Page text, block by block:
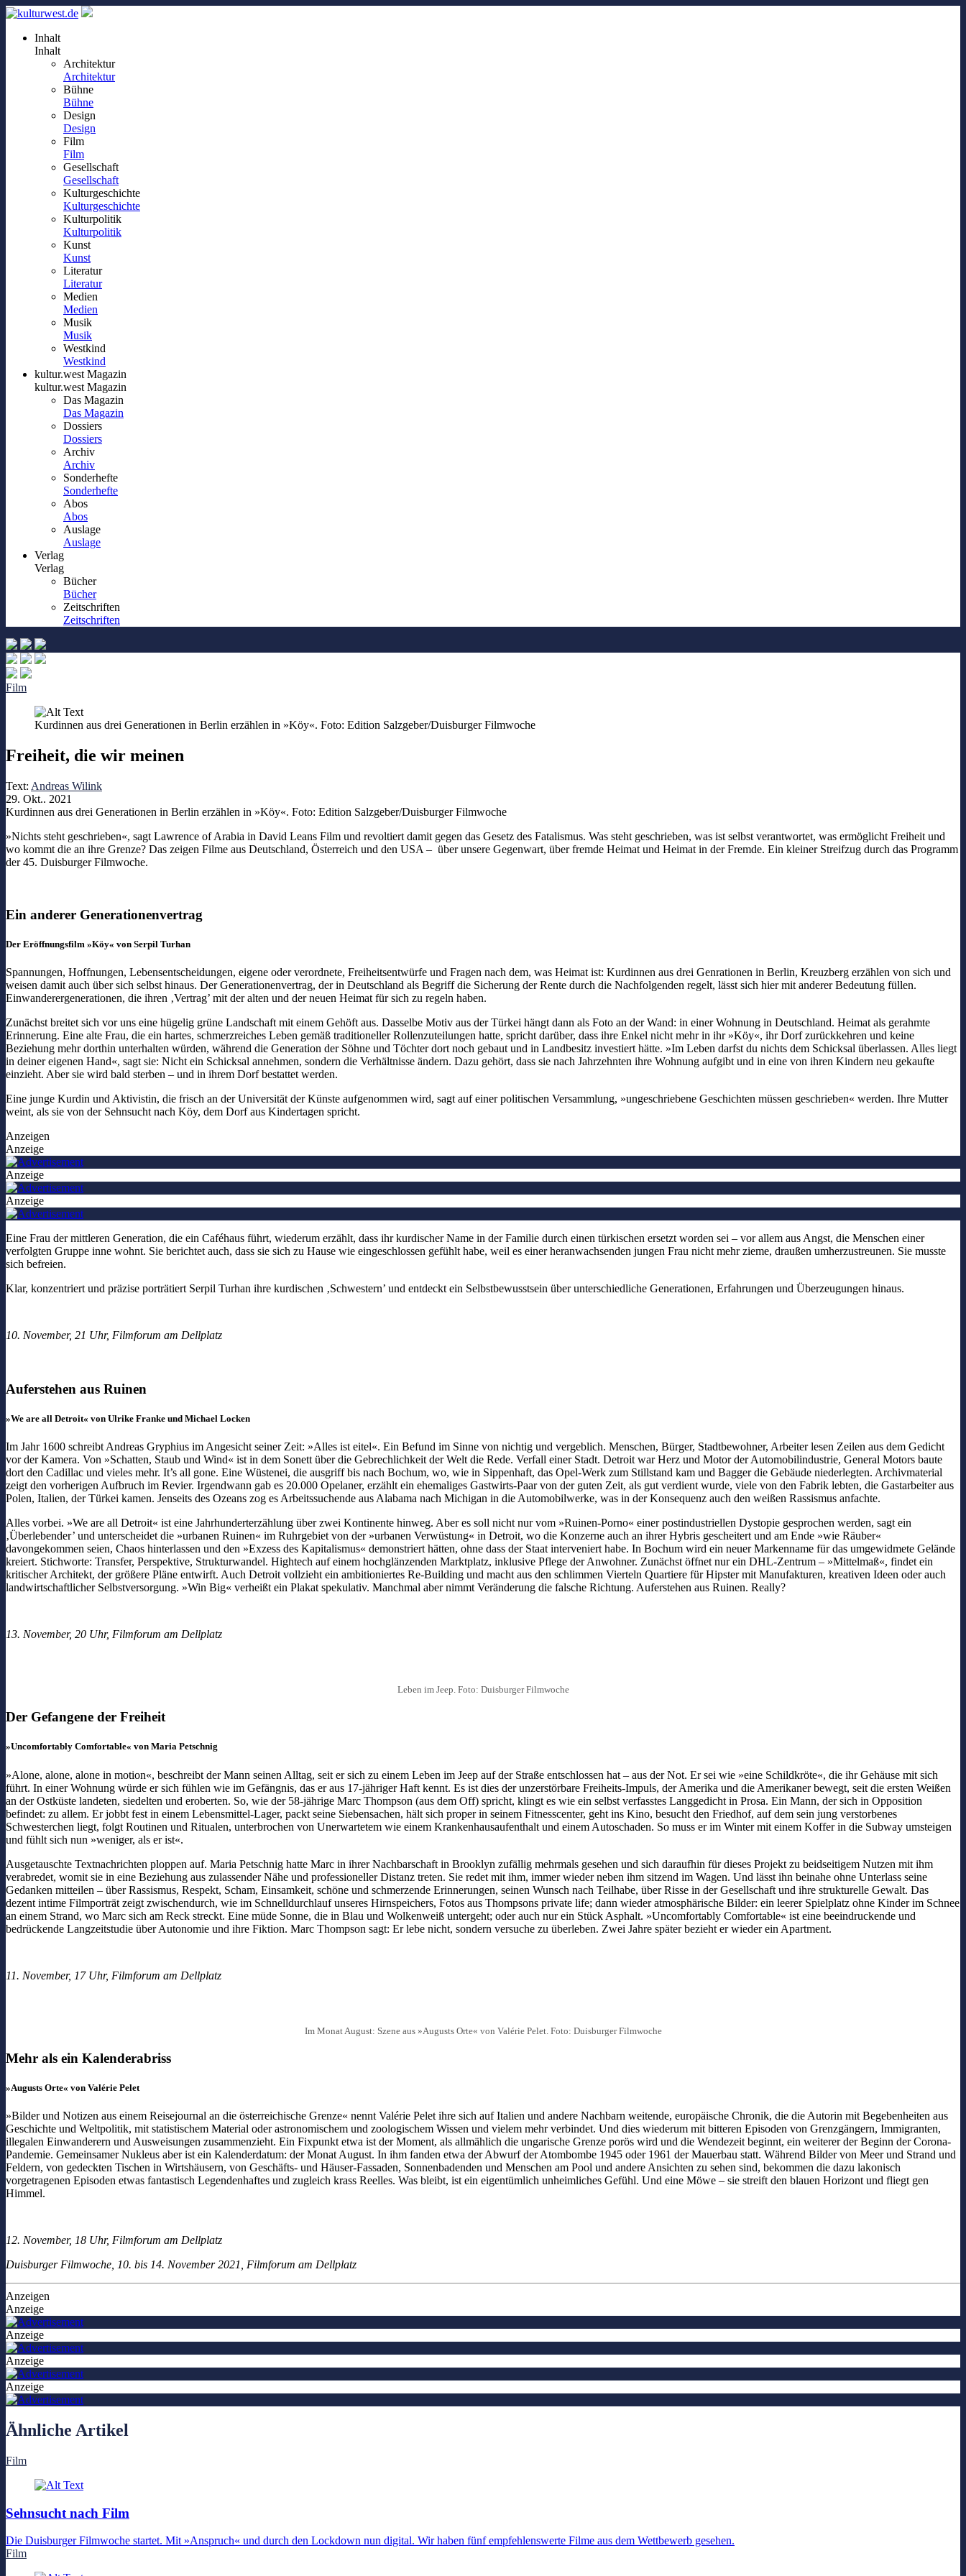
Inhalt
Inhalt
Architektur
Architektur
Bühne
Bühne
Design
Design
Film
Film
Gesellschaft
Gesellschaft
Kulturgeschichte
Kulturgeschichte
Kulturpolitik
Kulturpolitik
Kunst
Kunst
Literatur
Literatur
Medien
Medien
Musik
Musik
Westkind
Westkind
kultur.west Magazin
kultur.west Magazin
Das Magazin
Das Magazin
Dossiers
Dossiers
Archiv
Archiv
Sonderhefte
Sonderhefte
Abos
Abos
Auslage
Auslage
Verlag
Verlag
Bücher
Bücher
Zeitschriften
Zeitschriften
Film
Kurdinnen aus drei Generationen in Berlin erzählen in »Köy«. Foto: Edition Salzgeber/Duisburger Filmwoche
Freiheit, die wir meinen
Text: Andreas Wilink
29. Okt.. 2021
Kurdinnen aus drei Generationen in Berlin erzählen in »Köy«. Foto: Edition Salzgeber/Duisburger Filmwoche
»Nichts steht geschrieben«, sagt Lawrence of Arabia in David Leans Film und revoltiert damit gegen das Gesetz des Fatalismus. Was steht geschrieben, was ist selbst verantwortet, was ermöglicht Freiheit und
wo kommt die an ihre Grenze? Das zeigen Filme aus Deutschland, Österreich und den USA – über unsere Gegenwart, über fremde Heimat und Heimat in der Fremde. Ein kleiner Streifzug durch das Programm
der 45. Duisburger Filmwoche.
Ein anderer Generationenvertrag
Der Eröffnungsfilm »Köy« von Serpil Turhan
Spannungen, Hoffnungen, Lebensentscheidungen, eigene oder verordnete, Freiheitsentwürfe und Fragen nach dem, was Heimat ist: Kurdinnen aus drei Genrationen in Berlin, Kreuzberg erzählen von sich und
weisen damit auch über sich selbst hinaus. Der Generationenvertrag, der in Deutschland als Begriff die Sicherung der Rente durch die Nachfolgenden regelt, lässt sich hier mit anderer Bedeutung füllen.
Einwanderergenerationen, die ihren ‚Vertrag’ mit der alten und der neuen Heimat für sich zu regeln haben.
Zunächst breitet sich vor uns eine hügelig grüne Landschaft mit einem Gehöft aus. Dasselbe Motiv aus der Türkei hängt dann als Foto an der Wand: in einer Wohnung in Deutschland. Heimat als gerahmte
Erinnerung. Eine alte Frau, die ein hartes, schmerzreiches Leben gemäß traditioneller Rollenzuteilungen hatte, spricht darüber, dass ihre Enkel nicht mehr in ihr »Köy«, ihr Dorf zurückkehren und keine
Beziehung mehr dorthin unterhalten würden, während die Generation der Söhne und Töchter dort noch gebaut und in Landbesitz investiert hätte. »Im Leben darfst du nichts dem Schicksal überlassen. Alles liegt
in deiner eigenen Hand«, sagt sie: Nicht ein Schicksal annehmen, sondern die Verhältnisse ändern. Dazu gehört, dass sie nach Jahrzehnten ihre Wohnung aufgibt und in eine von ihren Kindern neu gekaufte
einzieht. Aber sie wird bald sterben – und in ihrem Dorf bestattet werden.
Eine junge Kurdin und Aktivistin, die frisch an der Universität der Künste aufgenommen wird, sagt auf einer politischen Versammlung, »ungeschriebene Geschichten müssen geschrieben« werden. Ihre Mutter
weint, als sie von der Sehnsucht nach Köy, dem Dorf aus Kindertagen spricht.
Anzeigen
Anzeige
Anzeige
Anzeige
Eine Frau der mittleren Generation, die ein Caféhaus führt, wiederum erzählt, dass ihr kurdischer Name in der Familie durch einen türkischen ersetzt worden sei – vor allem aus Angst, die Menschen einer
verfolgten Gruppe inne wohnt. Sie berichtet auch, dass sie sich zu Hause wie eingeschlossen gefühlt habe, weil es einer heranwachsenden jungen Frau nicht mehr zieme, draußen umherzustreunen. Sie musste
sich befreien.
Klar, konzentriert und präzise porträtiert Serpil Turhan ihre kurdischen ‚Schwestern’ und entdeckt ein Selbstbewusstsein über unterschiedliche Generationen, Erfahrungen und Überzeugungen hinaus.
10. November, 21 Uhr, Filmforum am Dellplatz
Auferstehen aus Ruinen
»We are all Detroit« von Ulrike Franke und Michael Locken
Im Jahr 1600 schreibt Andreas Gryphius im Angesicht seiner Zeit: »Alles ist eitel«. Ein Befund im Sinne von nichtig und vergeblich. Menschen, Bürger, Stadtbewohner, Arbeiter lesen Zeilen aus dem Gedicht
vor der Kamera. Von »Schatten, Staub und Wind« ist in dem Sonett über die Gebrechlichkeit der Welt die Rede. Verfall einer Stadt. Detroit war Herz und Motor der Automobilindustrie, General Motors baute
dort den Cadillac und vieles mehr. It’s all gone. Eine Wüstenei, die ausgriff bis nach Bochum, wo, wie in Sippenhaft, das Opel-Werk zum Stillstand kam und Bagger die Gebäude niederlegten. Archivmaterial
zeigt den vorherigen Aufbruch im Revier. Irgendwann gab es 20.000 Opelaner, erzählt ein ehemaliges Gastwirts-Paar von der guten Zeit, als gut verdient wurde, viele von den Fabrik lebten, die Gastarbeiter aus
Polen, Italien, der Türkei kamen. Jenseits des Ozeans zog es Arbeitssuchende aus Alabama nach Michigan in die Automobilwerke, was in der Konsequenz auch den weißen Rassismus anfachte.
Alles vorbei. »We are all Detroit« ist eine Jahrhunderterzählung über zwei Kontinente hinweg. Aber es soll nicht nur vom »Ruinen-Porno« einer postindustriellen Dystopie gesprochen werden, sagt ein
‚Überlebender’ und unterscheidet die »urbanen Ruinen« im Ruhrgebiet von der »urbanen Verwüstung« in Detroit, wo die Konzerne auch an ihrer Hybris gescheitert und am Ende »wie Räuber«
davongekommen seien, Chaos hinterlassen und den »Exzess des Kapitalismus« demonstriert hätten, ohne dass der Staat interveniert habe. In Bochum wird ein neuer Markenname für das umgewidmete Gelände
kreiert. Stichworte: Transfer, Perspektive, Strukturwandel. Hightech auf einem hochglänzenden Marktplatz, inklusive Pflege der Anwohner. Zunächst öffnet nur ein DHL-Zentrum – »Mittelmaß«, findet ein
kritischer Architekt, der größere Pläne entwirft. Auch Detroit vollzieht ein ambitioniertes Re-Building und macht aus den schlimmen Vierteln Quartiere für Hipster mit Manufakturen, kreativen Ideen oder auch
landwirtschaftlicher Selbstversorgung. »Win Big« verheißt ein Plakat spekulativ. Manchmal aber nimmt Veränderung die falsche Richtung. Auferstehen aus Ruinen. Really?
13. November, 20 Uhr, Filmforum am Dellplatz
Leben im Jeep. Foto: Duisburger Filmwoche
Der Gefangene der Freiheit
»Uncomfortably Comfortable« von Maria Petschnig
»Alone, alone, alone in motion«, beschreibt der Mann seinen Alltag, seit er sich zu einem Leben im Jeep auf der Straße entschlossen hat – aus der Not. Er sei wie »eine Schildkröte«, die ihr Gehäuse mit sich
führt. In einer Wohnung würde er sich fühlen wie im Gefängnis, das er aus 17-jähriger Haft kennt. Es ist dies der unzerstörbare Freiheits-Impuls, der Amerika und die Amerikaner bewegt, seit die ersten Weißen
an der Ostküste landeten, siedelten und eroberten. So, wie der 58-jährige Marc Thompson (aus dem Off) spricht, klingt es wie ein selbst verfasstes Langgedicht in Prosa. Ein Mann, der sich in Opposition
befindet: zu allem. Er jobbt fest in einem Lebensmittel-Lager, packt seine Siebensachen, hält sich proper in seinem Fitnesscenter, geht ins Kino, besucht den Friedhof, auf dem sein jung verstorbenes
Schwesterchen liegt, folgt Routinen und Ritualen, unterbrochen von Unerwartetem wie einem Krankenhausaufenthalt und einem Autoschaden. So muss er im Winter mit einem Koffer in die Subway umsteigen
und fühlt sich nun »weniger, als er ist«.
Ausgetauschte Textnachrichten ploppen auf. Maria Petschnig hatte Marc in ihrer Nachbarschaft in Brooklyn zufällig mehrmals gesehen und sich daraufhin für dieses Projekt zu beidseitigem Nutzen mit ihm
verabredet, womit sie in eine Beziehung aus zulassender Nähe und professioneller Distanz treten. Sie redet mit ihm, immer wieder neben ihm sitzend im Wagen. Und lässt ihn beinahe ohne Unterlass seine
Gedanken mitteilen – über Rassismus, Respekt, Scham, Einsamkeit, schöne und schmerzende Erinnerungen, seinen Wunsch nach Teilhabe, über Risse in der Gesellschaft und ihre strukturelle Gewalt. Das
dezent intime Filmporträt zeigt zwischendurch, wie im Schnelldurchlauf unseres Hirnspeichers, Fotos aus Thompsons private life; dann wieder atmosphärische Bilder: ein leerer Spielplatz ohne Kinder im Schnee
an einem Strand, wo Marc sich am Reck streckt. Eine müde Sonne, die in Blau und Wolkenweiß untergeht; oder auch nur ein Stück Asphalt. »Uncomfortably Comfortable« ist eine beeindruckende und
bedrückende Langzeitstudie über Autonomie und ihre Fiktion. Marc Thompson sagt: Er lebe nicht, sondern versuche zu überleben. Zwei Jahre später bezieht er wieder ein Apartment.
11. November, 17 Uhr, Filmforum am Dellplatz
Im Monat August: Szene aus »Augusts Orte« von Valérie Pelet. Foto: Duisburger Filmwoche
Mehr als ein Kalenderabriss
»Augusts Orte« von Valérie Pelet
»Bilder und Notizen aus einem Reisejournal an die österreichische Grenze« nennt Valérie Pelet ihre sich auf Italien und andere Nachbarn weitende, europäische Chronik, die die Autorin mit Begebenheiten aus
Geschichte und Weltpolitik, mit statistischem Material oder astronomischem und zoologischem Wissen und vielem mehr verbindet. Und dies wiederum mit bitteren Episoden von Grenzgängern, Immigranten,
illegalen Einwanderern und Ausweisungen zusammenzieht. Ein Fixpunkt etwa ist der Moment, als allmählich die ungarische Grenze porös wird und die Wendezeit beginnt, ein weiterer der Beginn der Corona-
Pandemie. Gemeinsamer Nukleus aber ist ein Kalenderdatum: der Monat August. In ihm fanden etwa der Abwurf der Atombombe 1945 oder 1961 der Mauerbau statt. Während Bilder von Meer und Strand und
Feldern, von gedeckten Tischen in Wirtshäusern, von Geschäfts- und Häuser-Fassaden, Sonnenbadenden und Menschen am Pool und andere Ansichten zu sehen sind, bekommen die dazu lakonisch
vorgetragenen Episoden etwas fantastisch Legendenhaftes und zugleich krass Reelles. Was bleibt, ist ein eigentümlich unheimliches Gefühl. Und eine Möwe – sie streift den blauen Horizont und fliegt gen
Himmel.
12. November, 18 Uhr, Filmforum am Dellplatz
Duisburger Filmwoche, 10. bis 14. November 2021, Filmforum am Dellplatz
Anzeigen
Anzeige
Anzeige
Anzeige
Anzeige
Ähnliche Artikel
Film
Sehnsucht nach Film
Die Duisburger Filmwoche startet. Mit »Anspruch« und durch den Lockdown nun digital. Wir haben fünf empfehlenswerte Filme aus dem Wettbewerb gesehen.
Film